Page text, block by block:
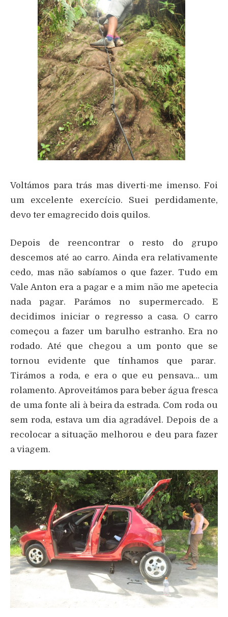
Voltámos para trás mas diverti-me imenso. Foi
um excelente exercício. Suei perdidamente,
devo ter emagrecido dois quilos.
Depois de reencontrar o resto do grupo
descemos até ao carro. Ainda era relativamente
cedo, mas não sabíamos o que fazer. Tudo em
Vale Anton era a pagar e a mim não me apetecia
nada pagar. Parámos no supermercado. E
decidimos iniciar o regresso a casa. O carro
começou a fazer um barulho estranho. Era no
rodado. Até que chegou a um ponto que se
tornou evidente que tínhamos que parar.
Tirámos a roda, e era o que eu pensava… um
rolamento. Aproveitámos para beber água fresca
de uma fonte ali à beira da estrada. Com roda ou
sem roda, estava um dia agradável. Depois de a
recolocar a situação melhorou e deu para fazer
a viagem.